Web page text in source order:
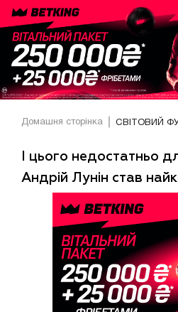
Домашня сторінка СВІТОВИЙ
І цього недостатньо
Андрій Лунін став